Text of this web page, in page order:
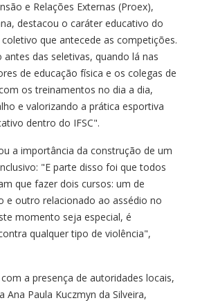
e Relações Externas (Proex),
destacou o caráter educativo do
que antecede as competições.
antes das seletivas, quando lá nas
de educação física e os colegas de
os treinamentos no dia a dia,
e valorizando a prática esportiva
dentro do IFSC".
a importância da construção de um
"E parte disso foi que todos
que fazer dois cursos: um de
e outro relacionado ao assédio no
momento seja especial, é
qualquer tipo de violência",
a presença de autoridades locais,
Ana Paula Kuczmyn da Silveira,